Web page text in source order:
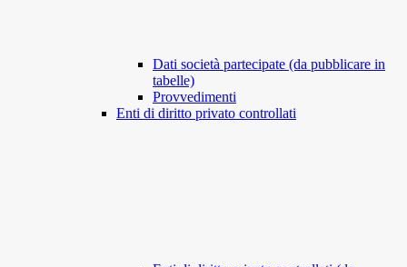
Dati società partecipate (da pubblicare in
tabelle)
Provvedimenti
Enti di diritto privato controllati